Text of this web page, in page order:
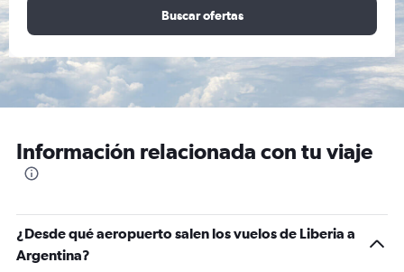
Buscar ofertas
Información relacionada con tu viaje
¿Desde qué aeropuerto salen los vuelos de Liberia a
Argentina?